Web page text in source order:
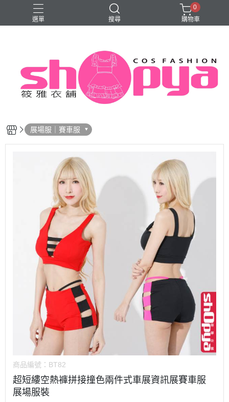
選單 搜尋
旗袍
0
購物車
展場服｜賽車服
商品編號： BT82
超短縷空熱褲拼接撞色兩件式車展資訊展賽車服
展場服裝